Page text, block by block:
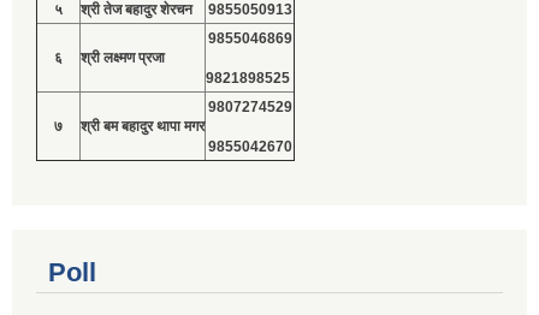
५
श्री तेज बहादुर शेरचन 9855050913
६ श्री लक्ष्मण प्रजा
9855046869
9821898525
७ श्री बम बहादुर थापा मगर
9807274529
9855042670
Poll